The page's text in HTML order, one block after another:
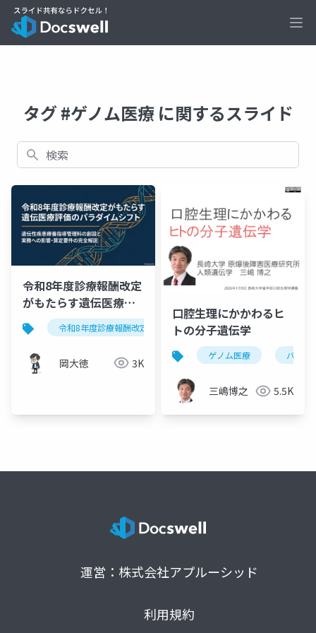
タグ #ゲノム医療 に関するスライド
検索
令和8年度診療報酬改定
がもたらす遺伝医療評
価のパラダイムシフト
令和8年度診療報酬改定 遺伝性疾患療養指導管理料
岡大徳 3K
口腔生理にかかわるヒ
トの分子遺伝学
ゲノム医療 バイオ
三嶋博之 5.5K
運営：株式会社アプルーシッド
利用規約